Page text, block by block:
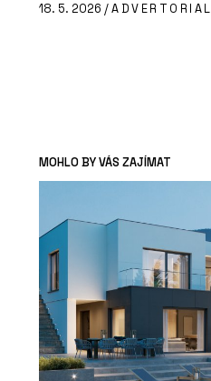
18. 5. 2026 /ADVERTORIAL
MOHLO BY VÁS ZAJÍMAT